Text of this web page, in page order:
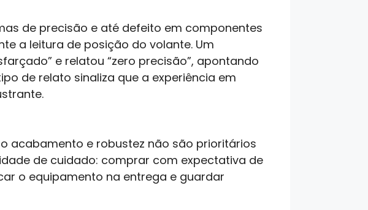
de precisão e até defeito em componentes
a leitura de posição do volante. Um
e relatou “zero precisão”, apontando
de relato sinaliza que a experiência em
acabamento e robustez não são prioritários
de cuidado: comprar com expectativa de
o equipamento na entrega e guardar